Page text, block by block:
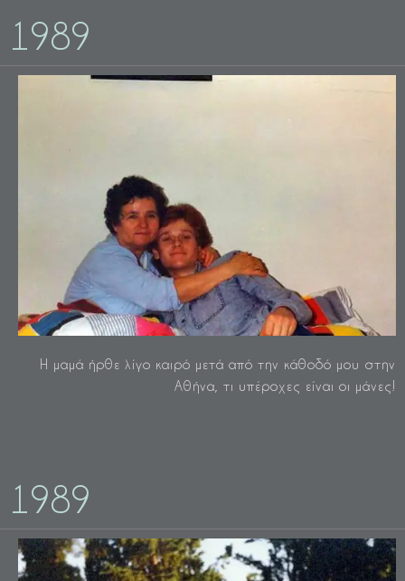
1989
Η μαμά ήρθε λίγο καιρό μετά από την κάθοδό μου στην
Αθήνα, τι υπέροχες είναι οι μάνες!
1989